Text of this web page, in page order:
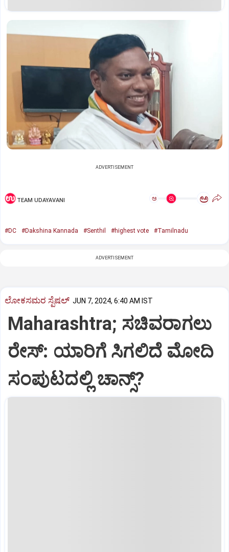
ADVERTISEMENT
TEAM UDAYAVANI ಅ ಅ
#DC #Dakshina Kannada #Senthil #highest vote #Tamilnadu
ADVERTISEMENT
ಲೋಕಸಮರ ಸ್ಪೆಷಲ್‌ JUN 7, 2024, 6:40 AM IST
Maharashtra; ಸಚಿವರಾಗಲು
ರೇಸ್‌: ಯಾರಿಗೆ ಸಿಗಲಿದೆ ಮೋದಿ
ಸಂಪುಟದಲ್ಲಿ ಚಾನ್ಸ್‌?